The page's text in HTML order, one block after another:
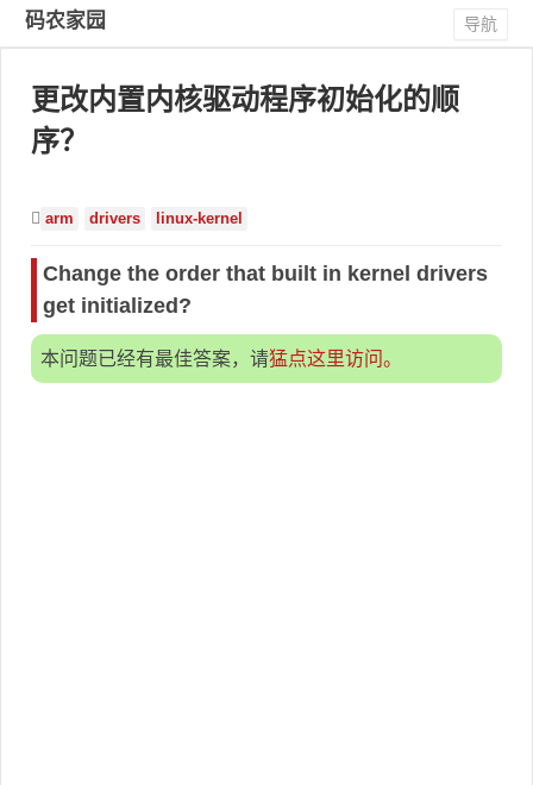
码农家园 导航
更改内置内核驱动程序初始化的顺
序？
arm drivers linux-kernel
Change the order that built in kernel drivers
get initialized?
本问题已经有最佳答案，请猛点这里访问。